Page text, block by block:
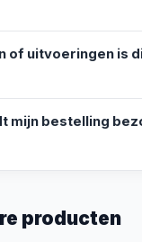
of uitvoeringen is
mijn bestelling
producten